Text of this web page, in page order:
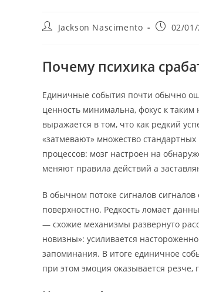
Jackson Nascimento 02/
Почему психика
Единичные события почти обычно
ценность минимальна, фокус к
выражается в том, что как редкий
«затмевают» множество
процессов: мозг настроен на
меняют правила действий а
В обычном потоке сигналов
поверхностно. Редкость ломает
— схожие механизмы развернуто
новизны»: усиливается
запоминания. В итоге единичное
при этом эмоция оказывается